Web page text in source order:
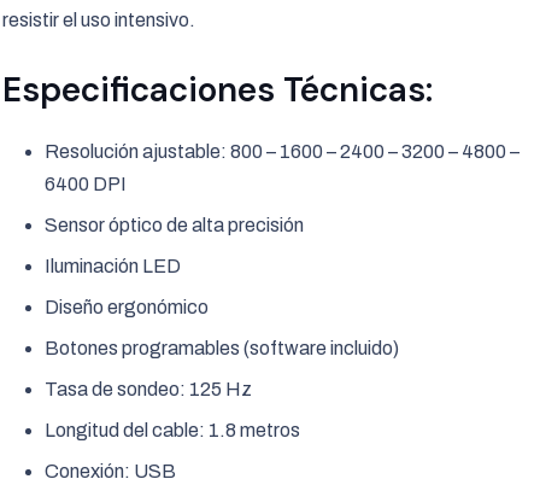
resistir el uso intensivo.
Especificaciones Técnicas:
Resolución ajustable: 800 – 1600 – 2400 – 3200 – 4800 –
6400 DPI
Sensor óptico de alta precisión
Iluminación LED
Diseño ergonómico
Botones programables (software incluido)
Tasa de sondeo: 125 Hz
Longitud del cable: 1.8 metros
Conexión: USB